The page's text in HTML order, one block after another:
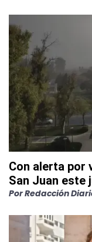
Con alerta por
San Juan este
PorRedacción